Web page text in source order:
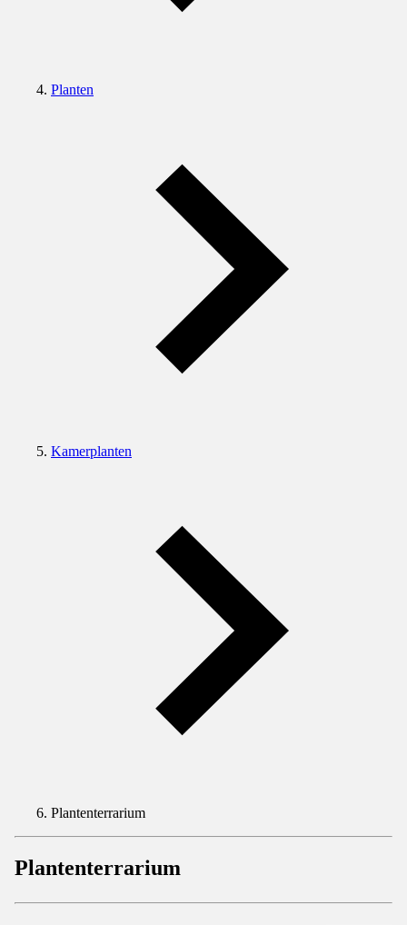
Planten
Kamerplanten
Plantenterrarium
Plantenterrarium